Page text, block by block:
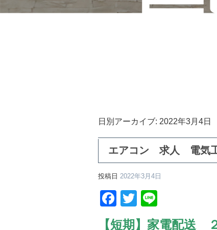
日別アーカイブ: 2022年3月4日
エアコン 求人 電気
投稿日 2022年3月4日
Facebook
Twitter
【短期】家電配送